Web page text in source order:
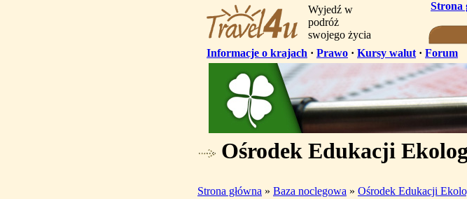
Wyjedź w
podróż
swojego życia
Strona
Informacje o krajach · Prawo · Kursy walut · Forum
Ośrodek Edukacji
Strona główna » Baza noclegowa » Ośrodek Edukacji